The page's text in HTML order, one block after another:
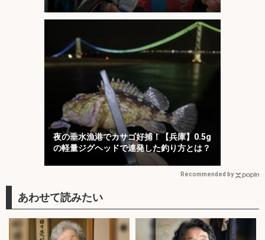
の丸】
夜の垂水漁港でカサゴ好捕！【兵庫】0.5g
の軽量ジグヘッドで連発した釣り方とは？
Recommended by